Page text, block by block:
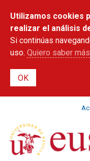
Utilizamos cookies
realizar el análisis
Si continúas
uso. Quiero saber más